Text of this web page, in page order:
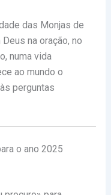
das Monjas de
na oração, no
numa vida
ao mundo o
perguntas
o ano 2025